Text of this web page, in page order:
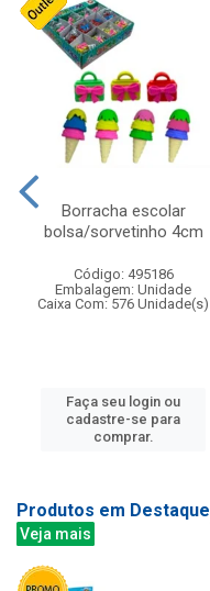
Borracha escolar
bolsa/sorvetinho 4cm
Código: 495186
Embalagem: Unidade
Caixa Com: 576 Unidade(s)
Faça seu login ou
cadastre-se para
comprar.
Produtos em Destaque
Veja mais